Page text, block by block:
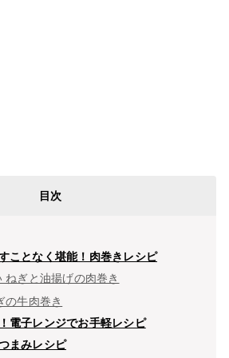
目次
ことなく堪能！肉巻きレシピ
ねぎと油揚げの肉巻き
の牛肉巻き
電子レンジでお手軽レシピ
まみレシピ